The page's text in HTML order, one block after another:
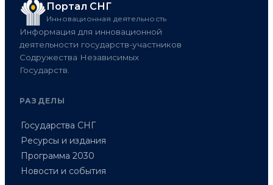
Портал СНГ
Инновационная деятельность
Информация для инновационной
деятельности государств-участников
Содружества Независимых
Государств.
РАЗДЕЛЫ
Государства СНГ
Ресурсы и издания
Программа 2030
Новости и события